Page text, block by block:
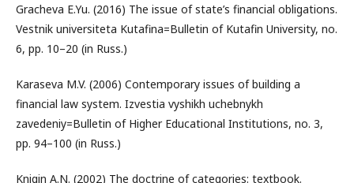
Gracheva E.Yu. (2016) The issue of state’s financial obligations.
Vestnik universiteta Kutafina=Bulletin of Kutafin University, no.
6, pp. 10–20 (in Russ.)
Karaseva M.V. (2006) Contemporary issues of building a
financial law system. Izvestia vyshikh uchebnykh
zavedeniy=Bulletin of Higher Educational Institutions, no. 3,
pp. 94–100 (in Russ.)
Knigin A.N. (2002) The doctrine of categories: textbook.